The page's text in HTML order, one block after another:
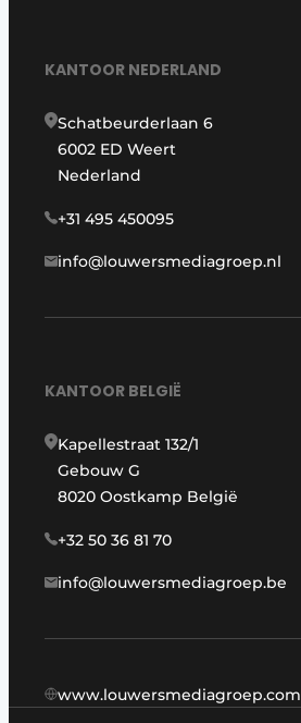
KANTOOR NEDERLAND
Schatbeurderlaan 6
6002 ED Weert
Nederland
+31 495 450095
info@louwersmediagroep.nl
KANTOOR BELGIË
Kapellestraat 132/1
Gebouw G
8020 Oostkamp België
+32 50 36 81 70
info@louwersmediagroep.be
www.louwersmediagroep.com